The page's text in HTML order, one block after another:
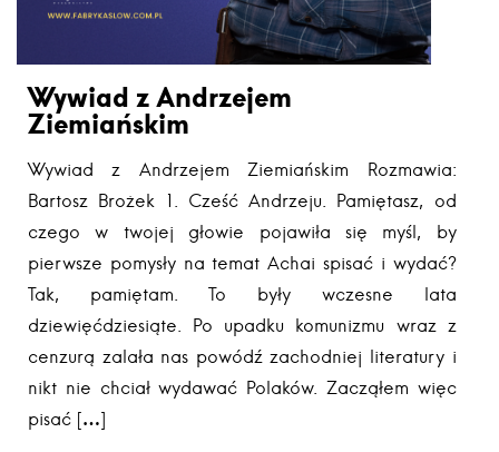
Wywiad z Andrzejem
Ziemiańskim
Wywiad z Andrzejem Ziemiańskim Rozmawia:
Bartosz Brożek 1. Cześć Andrzeju. Pamiętasz, od
czego w twojej głowie pojawiła się myśl, by
pierwsze pomysły na temat Achai spisać i wydać?
Tak, pamiętam. To były wczesne lata
dziewięćdziesiąte. Po upadku komunizmu wraz z
cenzurą zalała nas powódź zachodniej literatury i
nikt nie chciał wydawać Polaków. Zacząłem więc
pisać […]